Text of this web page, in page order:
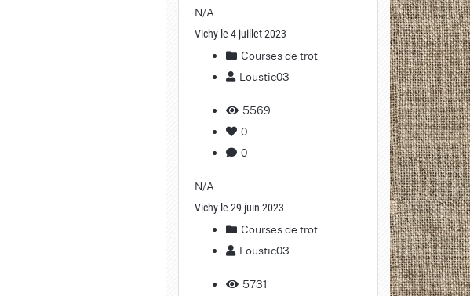
N/A
Vichy le 4 juillet 2023
Courses de trot
Loustic03
5569
0
0
N/A
Vichy le 29 juin 2023
Courses de trot
Loustic03
5731